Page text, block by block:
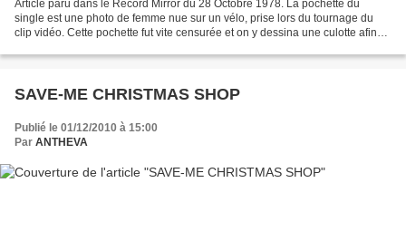
Article paru dans le Record Mirror du 28 Octobre 1978. La pochette du
single est une photo de femme nue sur un vélo, prise lors du tournage du
clip vidéo. Cette pochette fut vite censurée et on y dessina une culotte afin
SAVE-ME CHRISTMAS SHOP
Publié le 01/12/2010 à 15:00
Par ANTHEVA